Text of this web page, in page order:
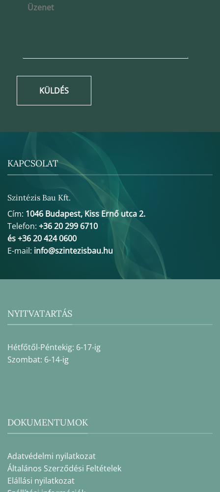
KÜLDÉS
KAPCSOLAT
Szintézis Bau Kft.
Cím: 1046 Budapest, Kiss Ernő utca 2.
Telefon: +36 20 299 6710
és +36 20 424 0600
E-mail: info@szintezisbau.hu
NYITVATARTÁS
Hétfőtől-Péntekig: 6-17-ig
Szombat: 6-14-ig
DOKUMENTUMOK
Adatvédelmi nyilatkozat
Általános Szerződési Feltételek
Elállási nyilatkozat